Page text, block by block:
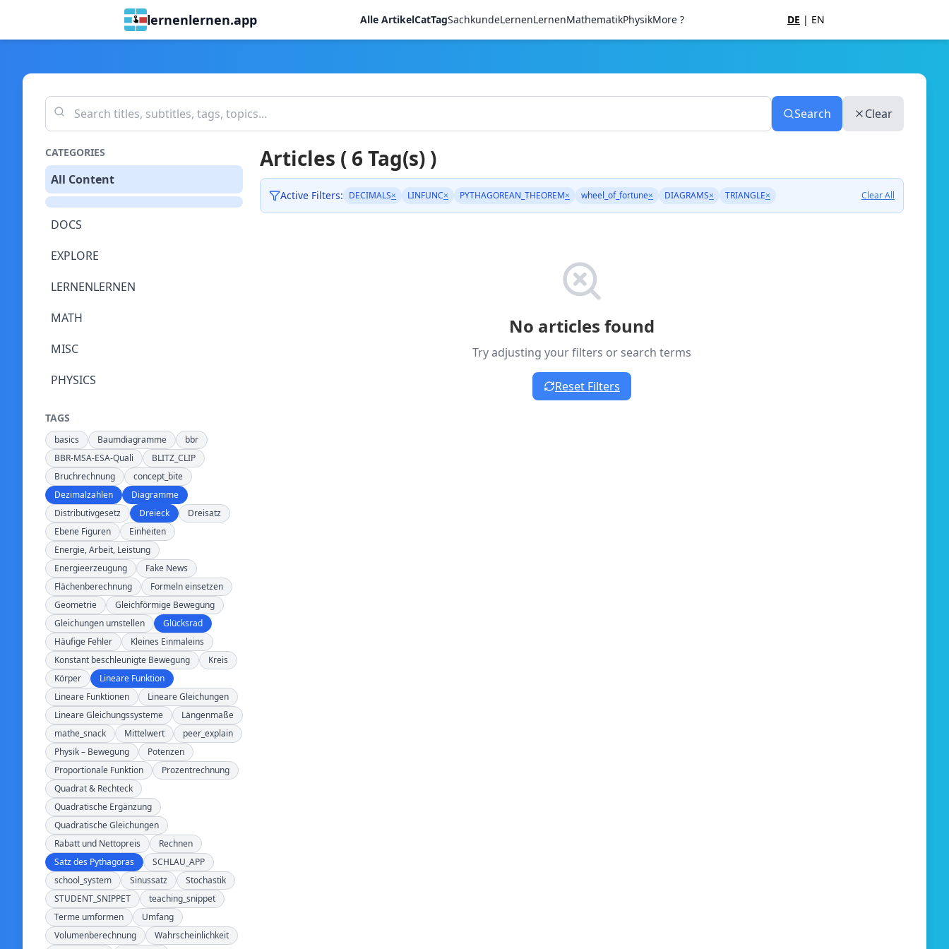
lernenlernen.app Alle ArtikelCatTagSachkundeLernenLernenMathematikPhysikMore ? DE | EN
Search Clear
CATEGORIES
All Content
DOCS
EXPLORE
LERNENLERNEN
MATH
MISC
PHYSICS
TAGS
basics Baumdiagramme
bbr
BBR-MSA-ESA-Quali
BLITZ_CLIP
Bruchrechnung
concept_bite
Dezimalzahlen
Diagramme
Distributivgesetz
Dreieck
Dreisatz
Ebene Figuren
Einheiten
Energie, Arbeit, Leistung
Energieerzeugung
Fake News
Flächenberechnung
Formeln einsetzen
Geometrie
Gleichförmige Bewegung
Gleichungen umstellen
Glücksrad
Häufige Fehler
Kleines Einmaleins
Konstant beschleunigte Bewegung
Kreis
Körper
Lineare Funktion
Lineare Funktionen
Lineare Gleichungen
Lineare Gleichungssysteme
Längenmaße
mathe_snack
Mittelwert
peer_explain
Physik – Bewegung
Potenzen
Proportionale Funktion
Prozentrechnung
Quadrat & Rechteck
Quadratische Ergänzung
Quadratische Gleichungen
Rabatt und Nettopreis
Rechnen
Satz des Pythagoras
SCHLAU_APP
school_system
Sinussatz
Stochastik
STUDENT_SNIPPET
teaching_snippet
Terme umformen
Umfang
Volumenberechnung
Wahrscheinlichkeit
Articles ( 6 Tag(s) )
Active Filters: DECIMALS× LINFUNC× PYTHAGOREAN_THEOREM× wheel_of_fortune× DIAGRAMS× TRIANGLE× Clear All
No articles found
Try adjusting your filters or search terms
Reset Filters